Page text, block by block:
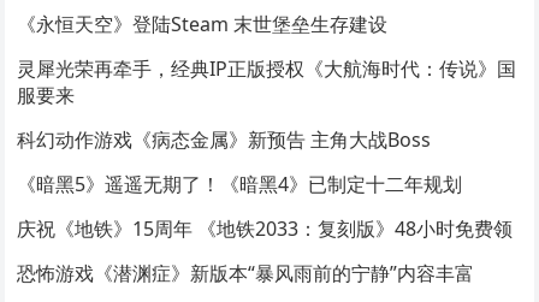
《永恒天空》登陆Steam 末世堡垒生存建设
灵犀光荣再牵手，经典IP正版授权《大航海时代：传说》国
服要来
科幻动作游戏《病态金属》新预告 主角大战Boss
《暗黑5》遥遥无期了！《暗黑4》已制定十二年规划
庆祝《地铁》15周年 《地铁2033：复刻版》48小时免费领
恐怖游戏《潜渊症》新版本“暴风雨前的宁静”内容丰富